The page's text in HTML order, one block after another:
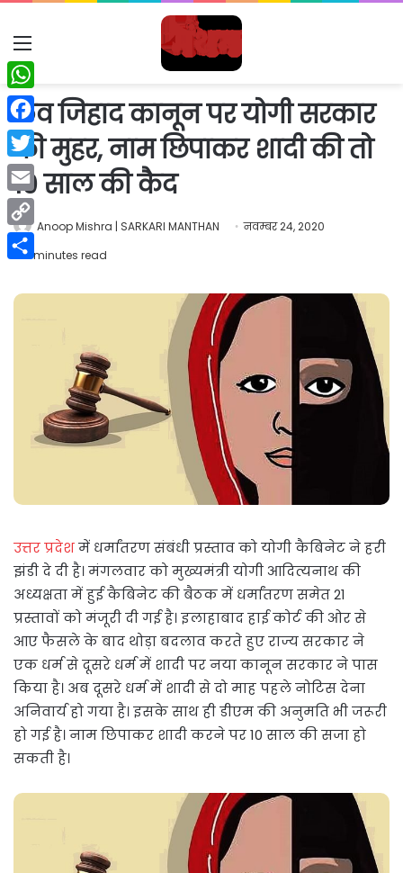
Menu
लव जिहाद कानून पर योगी सरकार
की मुहर, नाम छिपाकर शादी की तो
10 साल की कैद
Anoop Mishra | SARKARI MANTHAN
नवम्बर 24, 2020
2 minutes read
उत्तर प्रदेशमें धर्मांतरण संबंधी प्रस्ताव को योगी कैबिनेट ने हरी
झंडी दे दी है। मंगलवार को मुख्यमंत्री योगी आदित्यनाथ की
अध्यक्षता में हुई कैबिनेट की बैठक में धर्मांतरण समेत 21
प्रस्तावों को मंजूरी दी गई है। इलाहाबाद हाई कोर्ट की ओर से
आए फैसले के बाद थोड़ा बदलाव करते हुए राज्य सरकार ने
एक धर्म से दूसरे धर्म में शादी पर नया कानून सरकार ने पास
किया है। अब दूसरे धर्म में शादी से दो माह पहले नोटिस देना
अनिवार्य हो गया है। इसके साथ ही डीएम की अनुमति भी जरूरी
हो गई है। नाम छिपाकर शादी करने पर 10 साल की सजा हो
सकती है।
WhatsApp
Facebook
Twitter
Email
Copy
Link